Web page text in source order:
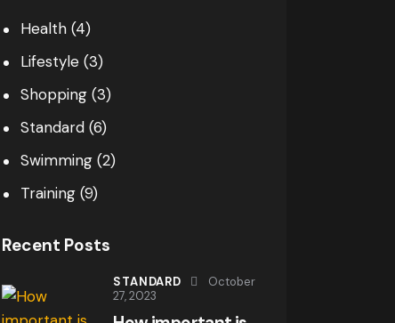
Health(4)
Lifestyle(3)
Shopping(3)
Standard(6)
Swimming(2)
Training(9)
Recent Posts
STANDARD
October
27, 2023